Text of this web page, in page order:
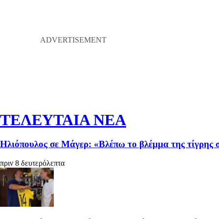
ΤΕΛΕΥΤΑΙΑ ΝΕΑ
Ηλιόπουλος σε Μάγερ: «Βλέπω το βλέμμα της τίγρης
πριν 8 δευτερόλεπτα